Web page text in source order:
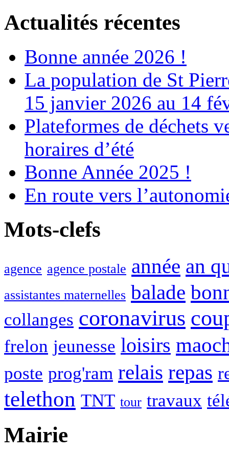
Actualités récentes
Bonne année 2026 !
La population de St
15 janvier 2026 au 14
Plateformes de déchets
horaires d’été
Bonne Année 2025 !
En route vers
Mots-clefs
agence agence postale année an
assistantes maternelles balade
collanges coronavirus
frelon jeunesse loisirs
poste prog'ram relais repas
telethon TNT tour travaux
Mairie